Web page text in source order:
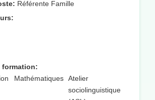
Référente Famille
formation:
Mathématiques Atelier
sociolinguistique